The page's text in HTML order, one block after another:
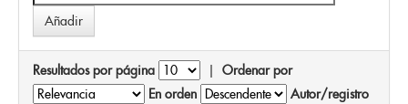
Resultados por página | Ordenar por
En orden
Autor/registro